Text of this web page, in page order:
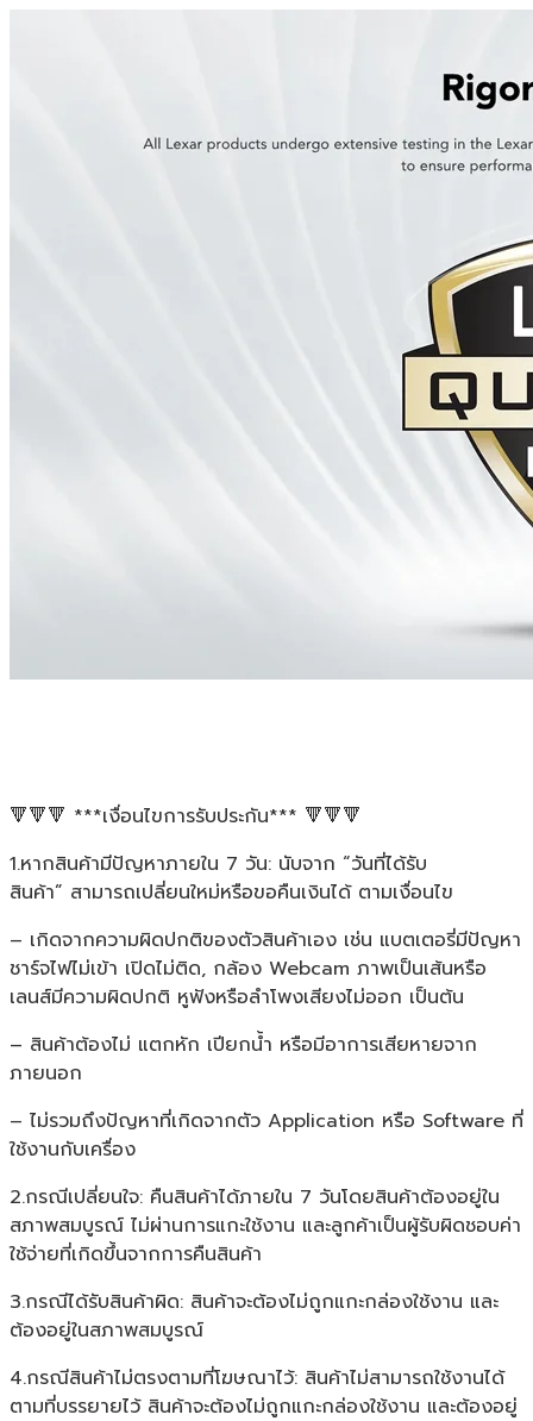
🔻🔻🔻 ***เงื่อนไขการรับประกัน*** 🔻🔻🔻
1.หากสินค้ามีปัญหาภายใน 7 วัน: นับจาก “วันที่ได้รับ
สินค้า” สามารถเปลี่ยนใหม่หรือขอคืนเงินได้ ตามเงื่อนไข
– เกิดจากความผิดปกติของตัวสินค้าเอง เช่น แบตเตอรี่มีปัญหา
ชาร์จไฟไม่เข้า เปิดไม่ติด, กล้อง Webcam ภาพเป็นเส้นหรือ
เลนส์มีความผิดปกติ หูฟังหรือลำโพงเสียงไม่ออก เป็นต้น
– สินค้าต้องไม่ แตกหัก เปียกน้ำ หรือมีอาการเสียหายจาก
ภายนอก
– ไม่รวมถึงปัญหาที่เกิดจากตัว Application หรือ Software ที่
ใช้งานกับเครื่อง
2.กรณีเปลี่ยนใจ: คืนสินค้าได้ภายใน 7 วันโดยสินค้าต้องอยู่ใน
สภาพสมบูรณ์ ไม่ผ่านการแกะใช้งาน และลูกค้าเป็นผู้รับผิดชอบค่า
ใช้จ่ายที่เกิดขึ้นจากการคืนสินค้า
3.กรณีได้รับสินค้าผิด: สินค้าจะต้องไม่ถูกแกะกล่องใช้งาน และ
ต้องอยู่ในสภาพสมบูรณ์
4.กรณีสินค้าไม่ตรงตามที่โฆษณาไว้: สินค้าไม่สามารถใช้งานได้
ตามที่บรรยายไว้ สินค้าจะต้องไม่ถูกแกะกล่องใช้งาน และต้องอยู่